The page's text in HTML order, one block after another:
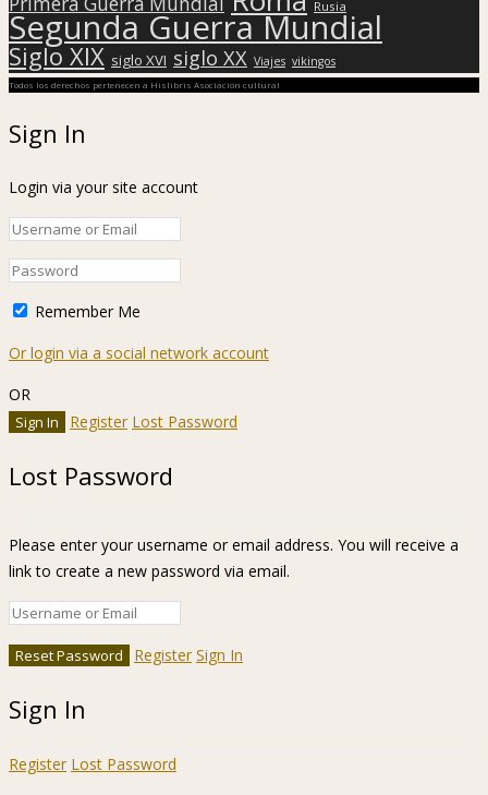
Rusia
Segunda Guerra Mundial
Siglo XIX siglo XVI siglo XX Viajes vikingos
Todos los derechos pertenecen a Hislibris Asociación cultural
Sign In
Login via your site account
Remember Me
Or login via a social network account
OR
Register Lost Password
Lost Password
Please enter your username or email address. You will receive a
link to create a new password via email.
Register Sign In
Sign In
Register Lost Password